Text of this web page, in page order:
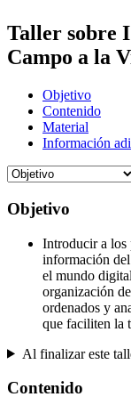
Taller sobre
Campo a la
Objetivo
Contenido
Material
Información
Objetivo
Introducir a los
información del
el mundo
organización
ordenados y
que faciliten la
Al finalizar este
Contenido